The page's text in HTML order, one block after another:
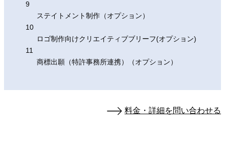
9
ステイトメント制作（オプション）
10
ロゴ制作向けクリエイティブブリーフ(オプション)
11
商標出願（特許事務所連携）（オプション）
料金・詳細を問い合わせる